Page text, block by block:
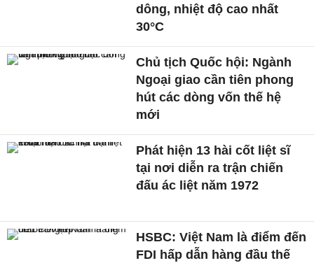
dông, nhiệt độ cao nhất
30°C
Chủ tịch Quốc hội: Ngành
Ngoại giao cần tiên phong
hút các dòng vốn thế hệ
mới
Phát hiện 13 hài cốt liệt sĩ
tại nơi diễn ra trận chiến
đấu ác liệt năm 1972
HSBC: Việt Nam là điểm đến
FDI hấp dẫn hàng đầu thế